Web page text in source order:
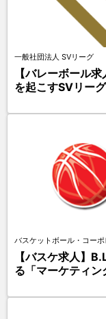
一般社団法人 SVリーグ
【バレーボール
を起こすSVリー
バスケットボール・コー
【バスケ求人】
る「マーケティン